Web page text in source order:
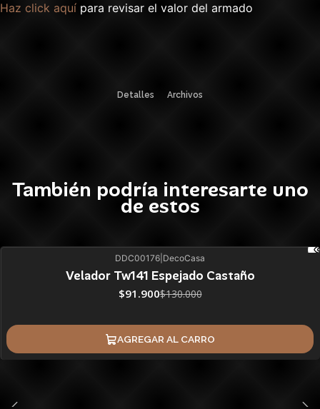
Haz click aquí para revisar el valor del armado
Detalles Archivos
También podría interesarte uno
de estos
DDC00176 DecoCasa
Velador Tw141 Espejado Castaño
$91.900$130.000
AGREGAR AL CARRO